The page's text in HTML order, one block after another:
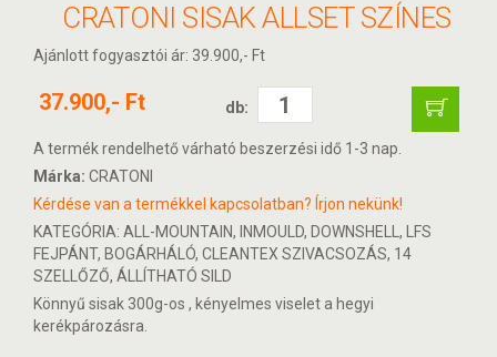
CRATONI SISAK ALLSET SZÍNES
Ajánlott fogyasztói ár: 39.900,- Ft
37.900,- Ft db:
A termék rendelhető várható beszerzési idő 1-3 nap.
Márka: CRATONI
Kérdése van a termékkel kapcsolatban? Írjon nekünk!
KATEGÓRIA: ALL-MOUNTAIN, INMOULD, DOWNSHELL, LFS
FEJPÁNT, BOGÁRHÁLÓ, CLEANTEX SZIVACSOZÁS, 14
SZELLŐZŐ, ÁLLÍTHATÓ SILD
Könnyű sisak 300g-os , kényelmes viselet a hegyi
kerékpározásra.